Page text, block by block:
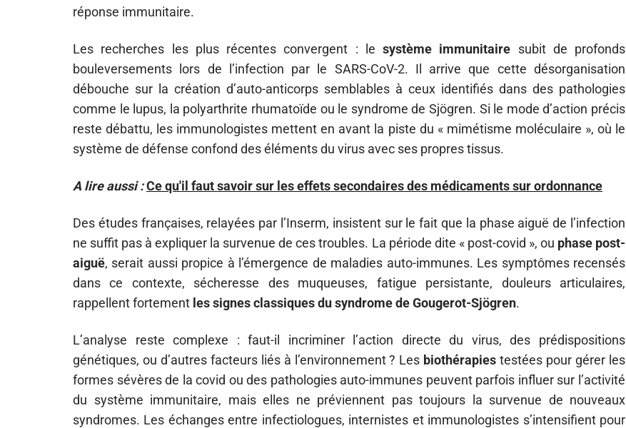
réponse immunitaire.
Les recherches les plus récentes convergent : le système immunitaire subit de profonds
bouleversements lors de l’infection par le SARS-CoV-2. Il arrive que cette désorganisation
débouche sur la création d’auto-anticorps semblables à ceux identifiés dans des pathologies
comme le lupus, la polyarthrite rhumatoïde ou le syndrome de Sjögren. Si le mode d’action précis
reste débattu, les immunologistes mettent en avant la piste du « mimétisme moléculaire », où le
système de défense confond des éléments du virus avec ses propres tissus.
A lire aussi :Ce qu'il faut savoir sur les effets secondaires des médicaments sur ordonnance
Des études françaises, relayées par l’Inserm, insistent sur le fait que la phase aiguë de l’infection
ne suffit pas à expliquer la survenue de ces troubles. La période dite « post-covid », ou phase post-
aiguë, serait aussi propice à l’émergence de maladies auto-immunes. Les symptômes recensés
dans ce contexte, sécheresse des muqueuses, fatigue persistante, douleurs articulaires,
rappellent fortement les signes classiques du syndrome de Gougerot-Sjögren.
L’analyse reste complexe : faut-il incriminer l’action directe du virus, des prédispositions
génétiques, ou d’autres facteurs liés à l’environnement ? Les biothérapies testées pour gérer les
formes sévères de la covid ou des pathologies auto-immunes peuvent parfois influer sur l’activité
du système immunitaire, mais elles ne préviennent pas toujours la survenue de nouveaux
syndromes. Les échanges entre infectiologues, internistes et immunologistes s’intensifient pour